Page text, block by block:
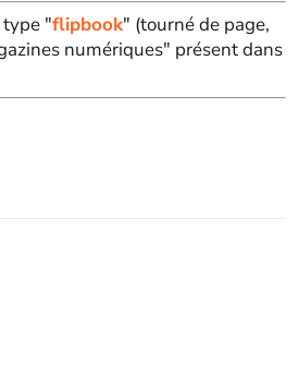
type "flipbook" (tourné de page,
numériques" présent dans